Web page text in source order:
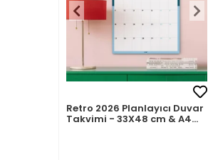
Retro 2026 Planlayıcı Duvar
Takvimi - 33X48 cm & A4